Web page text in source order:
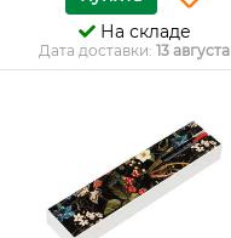
На складе
Дата доставки: 13 августа